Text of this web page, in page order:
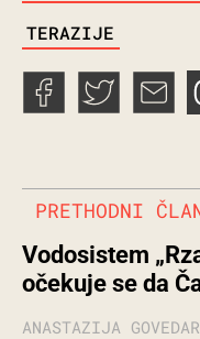
TERAZIJE
PRETHODNI
Vodosistem
očekuje se da
ANASTAZIJA